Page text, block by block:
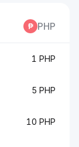
PHP
1 PHP
5 PHP
10 PHP